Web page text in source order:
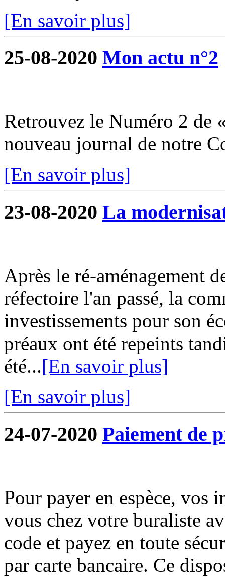
[En savoir plus]
25-08-2020 Mon actu n°2
Retrouvez le Numéro 2 de
nouveau journal de notre
[En savoir plus]
23-08-2020 La
Après le ré-aménagement
réfectoire l'an passé, la
investissements pour son
préaux ont été repeints
été...[En savoir plus]
[En savoir plus]
24-07-2020 Paiement de
Pour payer en espèce, vos
vous chez votre buraliste
code et payez en toute
par carte bancaire. Ce